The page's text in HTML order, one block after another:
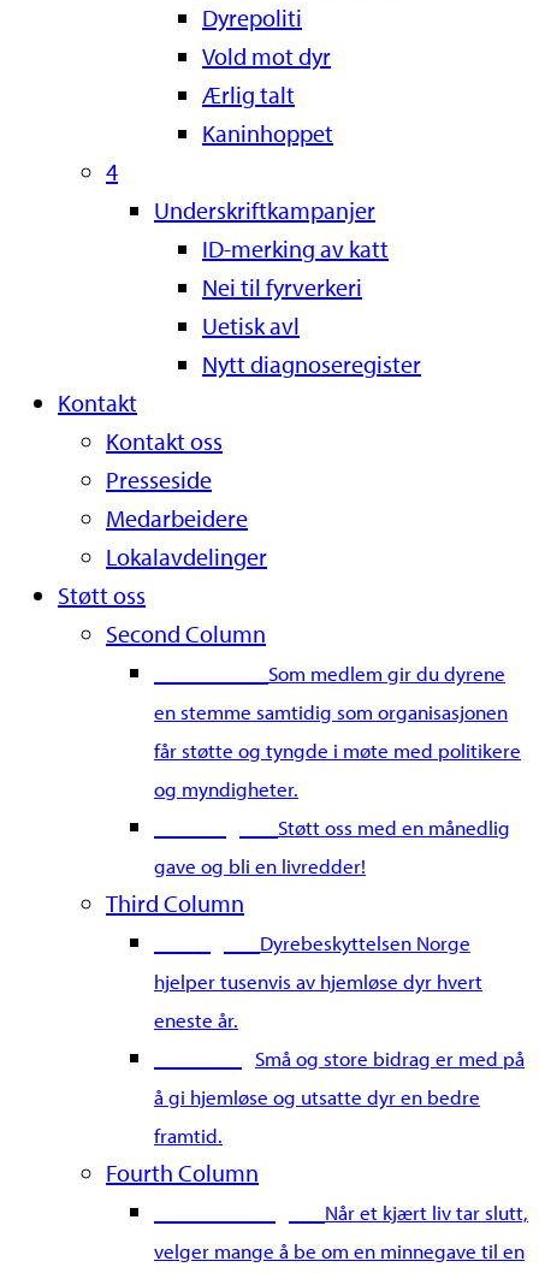
Dyrepoliti
Vold mot dyr
Ærlig talt
Kaninhoppet
4
Underskriftkampanjer
ID-merking av katt
Nei til fyrverkeri
Uetisk avl
Nytt diagnoseregister
Kontakt
Kontakt oss
Presseside
Medarbeidere
Lokalavdelinger
Støtt oss
Second Column
Som medlem gir du dyrene
en stemme samtidig som organisasjonen
får støtte og tyngde i møte med politikere
og myndigheter.
Støtt oss med en månedlig
gave og bli en livredder!
Third Column
Dyrebeskyttelsen Norge
hjelper tusenvis av hjemløse dyr hvert
eneste år.
Små og store bidrag er med på
å gi hjemløse og utsatte dyr en bedre
framtid.
Fourth Column
Når et kjært liv tar slutt,
velger mange å be om en minnegave til en